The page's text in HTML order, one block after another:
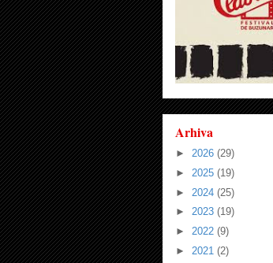
Arhiva
► 2026 (29)
► 2025 (19)
► 2024 (25)
► 2023 (19)
► 2022 (9)
► 2021 (2)